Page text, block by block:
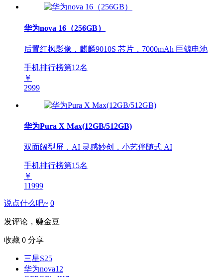
华为nova 16（256GB）
后置红枫影像，麒麟9010S 芯片，7000mAh 巨鲸电池
手机排行榜第12名
￥
2999
华为Pura X Max(12GB/512GB)
双面阔型屏，AI 灵感妙创，小艺伴随式 AI
手机排行榜第15名
￥
11999
说点什么吧~ 0
发评论，赚金豆
收藏 0 分享
三星S25
华为nova12